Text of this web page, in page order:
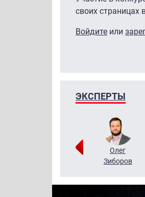
своих страницах
Войдите или
ЭКСПЕРТЫ
Григорий
Олег
Зиборов